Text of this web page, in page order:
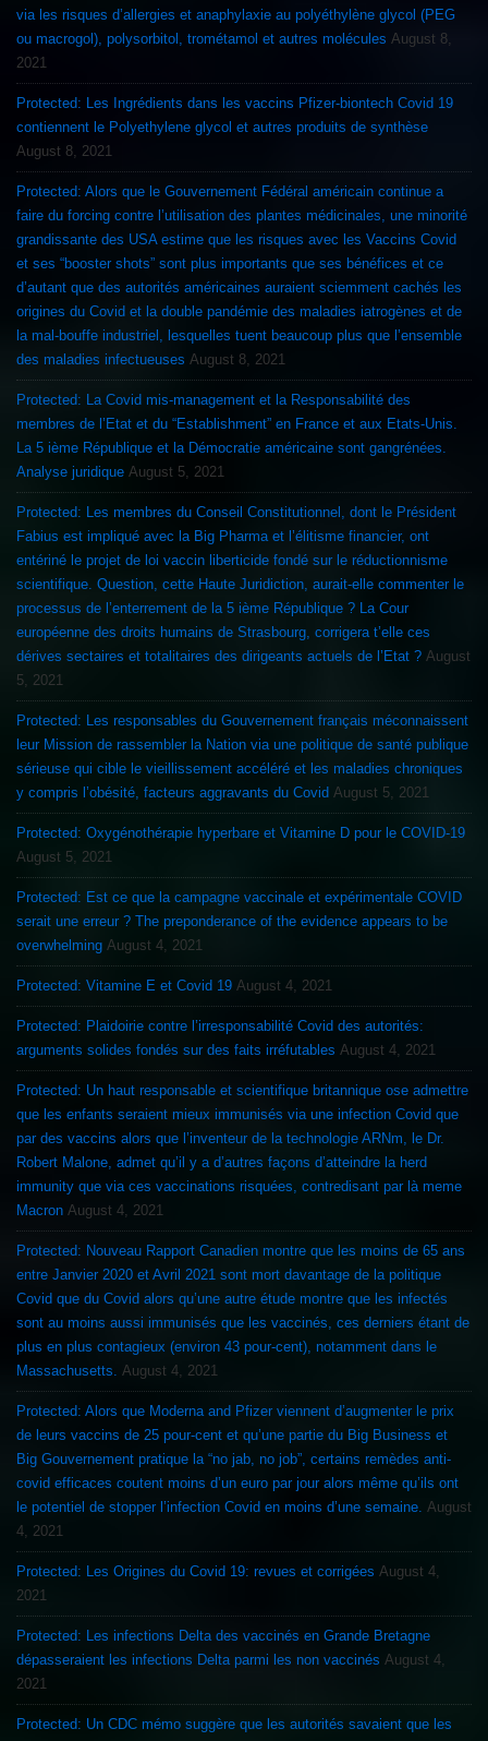
via les risques d’allergies et anaphylaxie au polyéthylène glycol (PEG
ou macrogol), polysorbitol, trométamol et autres molécules August 8,
2021
Protected: Les Ingrédients dans les vaccins Pfizer-biontech Covid 19
contiennent le Polyethylene glycol et autres produits de synthèse
August 8, 2021
Protected: Alors que le Gouvernement Fédéral américain continue a
faire du forcing contre l’utilisation des plantes médicinales, une minorité
grandissante des USA estime que les risques avec les Vaccins Covid
et ses “booster shots” sont plus importants que ses bénéfices et ce
d’autant que des autorités américaines auraient sciemment cachés les
origines du Covid et la double pandémie des maladies iatrogènes et de
la mal-bouffe industriel, lesquelles tuent beaucoup plus que l’ensemble
des maladies infectueuses August 8, 2021
Protected: La Covid mis-management et la Responsabilité des
membres de l’Etat et du “Establishment” en France et aux Etats-Unis.
La 5 ième République et la Démocratie américaine sont gangrénées.
Analyse juridique August 5, 2021
Protected: Les membres du Conseil Constitutionnel, dont le Président
Fabius est impliqué avec la Big Pharma et l’élitisme financier, ont
entériné le projet de loi vaccin liberticide fondé sur le réductionnisme
scientifique. Question, cette Haute Juridiction, aurait-elle commenter le
processus de l’enterrement de la 5 ième République ? La Cour
européenne des droits humains de Strasbourg, corrigera t’elle ces
dérives sectaires et totalitaires des dirigeants actuels de l’Etat ? August
5, 2021
Protected: Les responsables du Gouvernement français méconnaissent
leur Mission de rassembler la Nation via une politique de santé publique
sérieuse qui cible le vieillissement accéléré et les maladies chroniques
y compris l’obésité, facteurs aggravants du Covid August 5, 2021
Protected: Oxygénothérapie hyperbare et Vitamine D pour le COVID-19
August 5, 2021
Protected: Est ce que la campagne vaccinale et expérimentale COVID
serait une erreur ? The preponderance of the evidence appears to be
overwhelming August 4, 2021
Protected: Vitamine E et Covid 19 August 4, 2021
Protected: Plaidoirie contre l’irresponsabilité Covid des autorités:
arguments solides fondés sur des faits irréfutables August 4, 2021
Protected: Un haut responsable et scientifique britannique ose admettre
que les enfants seraient mieux immunisés via une infection Covid que
par des vaccins alors que l’inventeur de la technologie ARNm, le Dr.
Robert Malone, admet qu’il y a d’autres façons d’atteindre la herd
immunity que via ces vaccinations risquées, contredisant par là meme
Macron August 4, 2021
Protected: Nouveau Rapport Canadien montre que les moins de 65 ans
entre Janvier 2020 et Avril 2021 sont mort davantage de la politique
Covid que du Covid alors qu’une autre étude montre que les infectés
sont au moins aussi immunisés que les vaccinés, ces derniers étant de
plus en plus contagieux (environ 43 pour-cent), notamment dans le
Massachusetts.
August 4, 2021
Protected: Alors que Moderna and Pfizer viennent d’augmenter le prix
de leurs vaccins de 25 pour-cent et qu’une partie du Big Business et
Big Gouvernement pratique la “no jab, no job”, certains remèdes anti-
covid efficaces coutent moins d’un euro par jour alors même qu’ils ont
le potentiel de stopper l’infection Covid en moins d’une semaine. August
4, 2021
Protected: Les Origines du Covid 19: revues et corrigées August 4,
2021
Protected: Les infections Delta des vaccinés en Grande Bretagne
dépasseraient les infections Delta parmi les non vaccinés August 4,
2021
Protected: Un CDC mémo suggère que les autorités savaient que les